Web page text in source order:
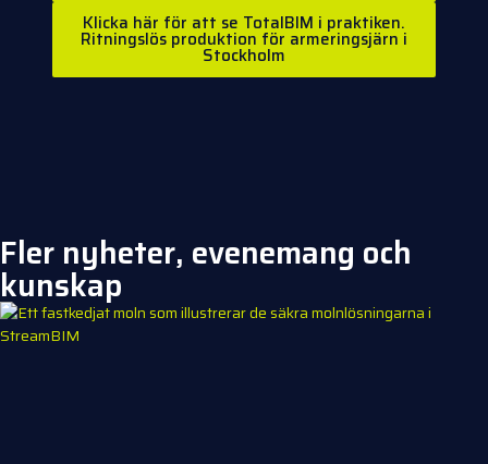
Klicka här för att se TotalBIM i praktiken.
Ritningslös produktion för armeringsjärn i
Stockholm
Fler nyheter, evenemang och
kunskap